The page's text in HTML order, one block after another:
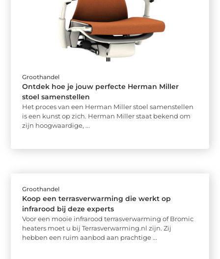
Groothandel
Ontdek hoe je jouw perfecte Herman Miller
stoel samenstellen
Het proces van een Herman Miller stoel samenstellen
is een kunst op zich. Herman Miller staat bekend om
zijn hoogwaardige, ...
Groothandel
Koop een terrasverwarming die werkt op
infrarood bij deze experts
Voor een mooie infrarood terrasverwarming of Bromic
heaters moet u bij Terrasverwarming.nl zijn. Zij
hebben een ruim aanbod aan prachtige ...